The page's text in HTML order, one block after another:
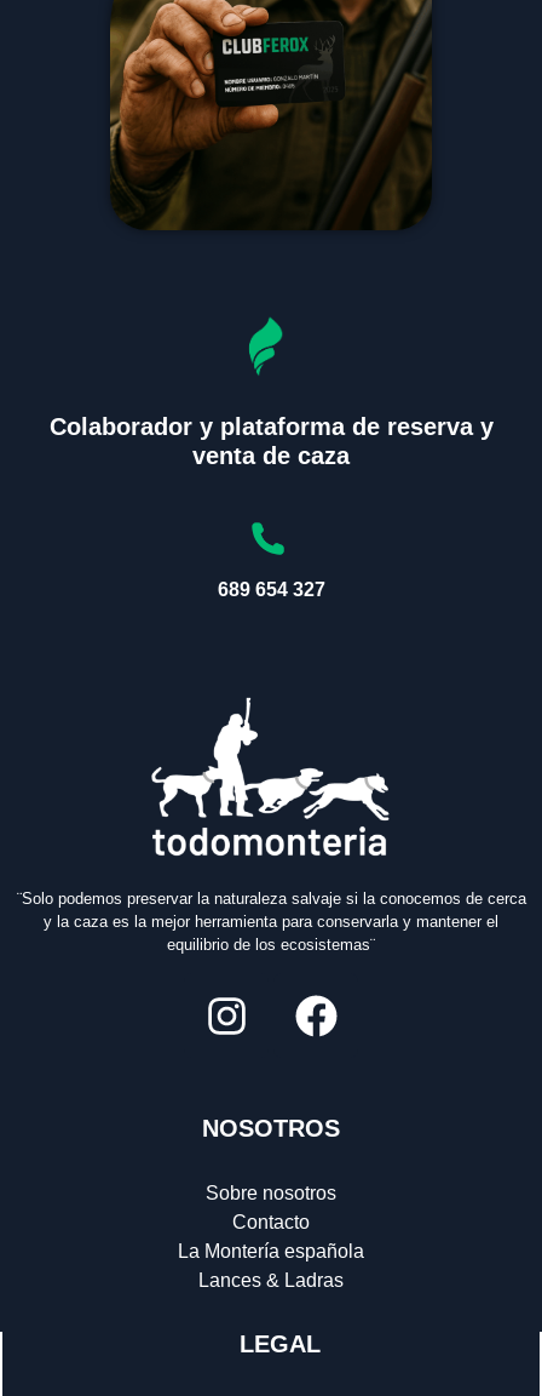
Colaborador y plataforma de reserva y
venta de caza
689 654 327
¨Solo podemos preservar la naturaleza salvaje si la conocemos de cerca
y la caza es la mejor herramienta para conservarla y mantener el
equilibrio de los ecosistemas¨
NOSOTROS
Sobre nosotros
Contacto
La Montería española
Lances & Ladras
LEGAL